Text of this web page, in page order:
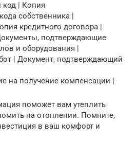
| Копия
собственника |
кредитного договора |
подтверждающие
и оборудования |
| Документ, подтверждающий
на получение компенсации |
поможет вам утеплить
на отоплении. Помните,
в ваш комфорт и